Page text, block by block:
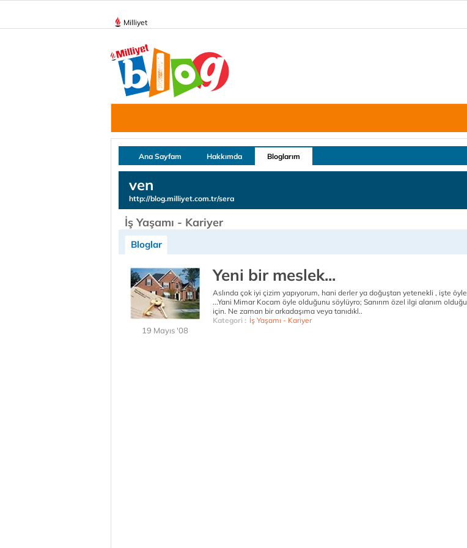
Milliyet
Ana Sayfam Hakkımda Bloglarım
ven
http://blog.milliyet.com.tr/sera
İş Yaşamı - Kariyer
Bloglar
19 Mayıs '08
Yeni bir meslek...
Aslında çok iyi çizim yapıyorum, hani derler ya doğuştan yetenekli , işte öyle
...Yani Mimar Kocam öyle olduğunu söylüyro; Sanırım özel ilgi alanım olduğu
için. Ne zaman bir arkadaşıma veya tanıdıkl..
Kategori : İş Yaşamı - Kariyer